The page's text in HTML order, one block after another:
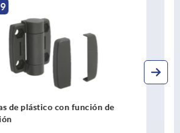
K1196
Bisagras de aluminio con fricción
ajustable